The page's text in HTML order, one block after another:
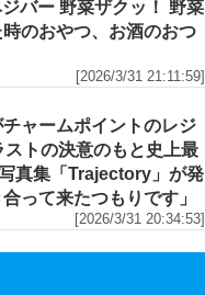
バー 野菜ザクッ！ 野菜
のおやつ、お酒のおつ
[2026/3/31 21:11:59]
ャームポイントのレジ
トの決意のもと史上最
真集「Trajectory」が発
って来たつもりです」
[2026/3/31 20:34:53]